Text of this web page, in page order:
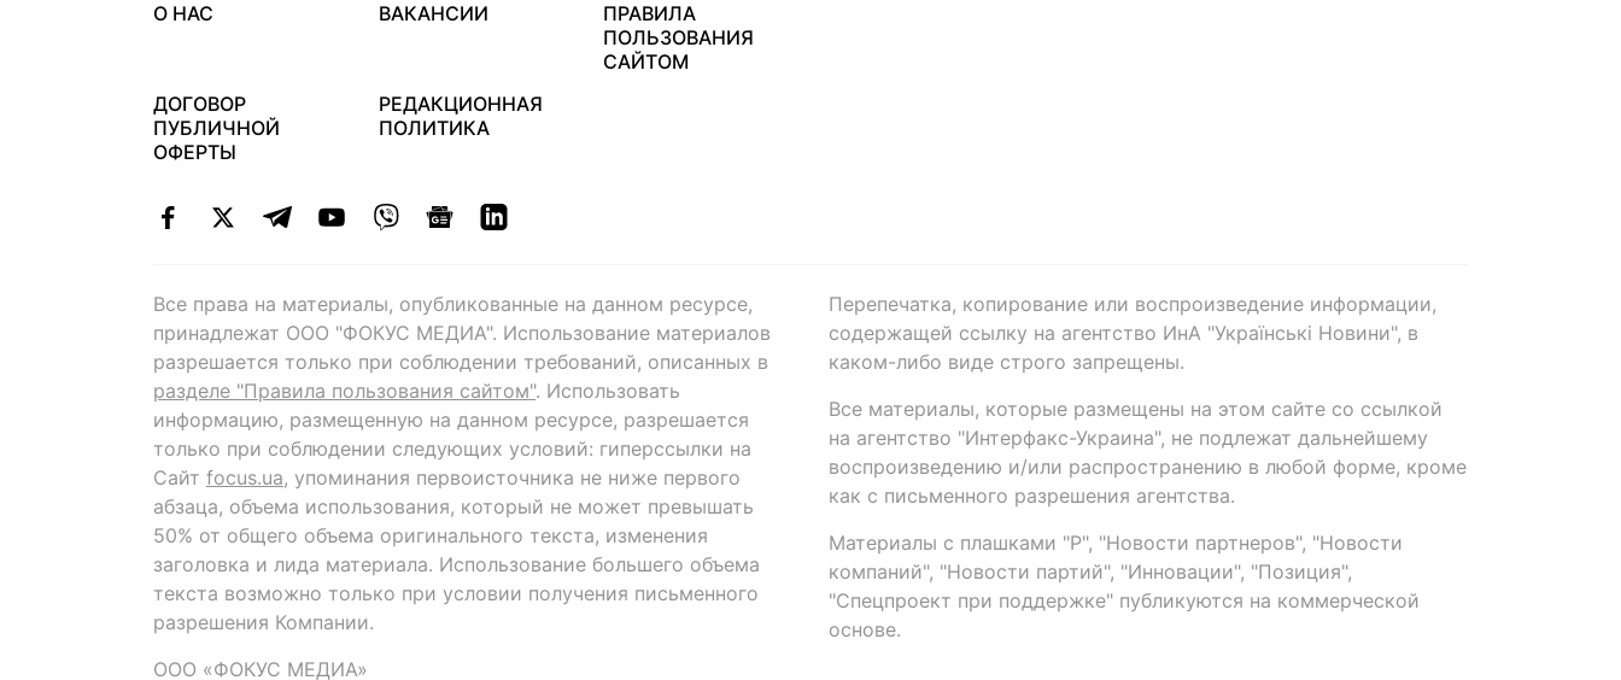
О НАС
ВАКАНСИИ
ПРАВИЛА
ПОЛЬЗОВАНИЯ
САЙТОМ
ДОГОВОР
ПУБЛИЧНОЙ
ОФЕРТЫ
РЕДАКЦИОННАЯ
ПОЛИТИКА
Все права на материалы, опубликованные на данном ресурсе,
принадлежат ООО "ФОКУС МЕДИА". Использование материалов
разрешается только при соблюдении требований, описанных в
разделе "Правила пользования сайтом". Использовать
информацию, размещенную на данном ресурсе, разрешается
только при соблюдении следующих условий: гиперссылки на
Сайт focus.ua, упоминания первоисточника не ниже первого
абзаца, объема использования, который не может превышать
50% от общего объема оригинального текста, изменения
заголовка и лида материала. Использование большего объема
текста возможно только при условии получения письменного
разрешения Компании.
ООО «ФОКУС МЕДИА»
Перепечатка, копирование или воспроизведение информации,
содержащей ссылку на агентство ИнА "Українські Новини", в
каком-либо виде строго запрещены.
Все материалы, которые размещены на этом сайте со ссылкой
на агентство "Интерфакс-Украина", не подлежат дальнейшему
воспроизведению и/или распространению в любой форме, кроме
как с письменного разрешения агентства.
Материалы с плашками "Р", "Новости партнеров", "Новости
компаний", "Новости партий", "Инновации", "Позиция",
"Спецпроект при поддержке" публикуются на коммерческой
основе.